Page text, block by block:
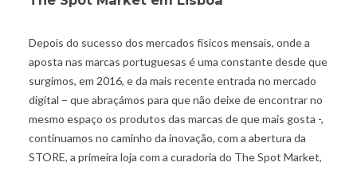
Depois do sucesso dos mercados físicos mensais, onde a
aposta nas marcas portuguesas é uma constante desde que
surgimos, em 2016, e da mais recente entrada no mercado
digital – que abraçámos para que não deixe de encontrar no
mesmo espaço os produtos das marcas de que mais gosta -,
continuamos no caminho da inovação, com a abertura da
STORE, a primeira loja com a curadoria do The Spot Market,